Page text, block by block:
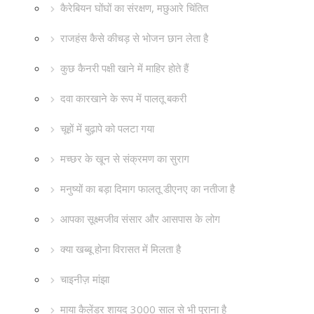
कैरेबियन घोंघों का संरक्षण, मछुआरे चिंतित
राजहंस कैसे कीचड़ से भोजन छान लेता है
कुछ कैनरी पक्षी खाने में माहिर होते हैं
दवा कारखाने के रूप में पालतू बकरी
चूहों में बुढ़ापे को पलटा गया
मच्छर के खून से संक्रमण का सुराग
मनुष्यों का बड़ा दिमाग फालतू डीएनए का नतीजा है
आपका सूक्ष्मजीव संसार और आसपास के लोग
क्या खब्बू होना विरासत में मिलता है
चाइनीज़ मांझा
माया कैलेंडर शायद 3000 साल से भी पुराना है